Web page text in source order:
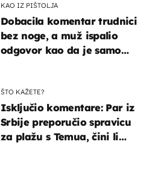
KAO IZ PIŠTOLJA
Dobacila komentar trudnici
bez noge, a muž ispalio
odgovor kao da je samo
ŠTO KAŽETE?
Isključio komentare: Par iz
Srbije preporučio spravicu
za plažu s Temua, čini li